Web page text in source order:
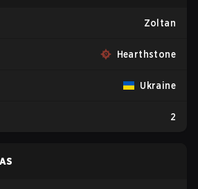
Zoltan
Hearthstone
Ukraine
2